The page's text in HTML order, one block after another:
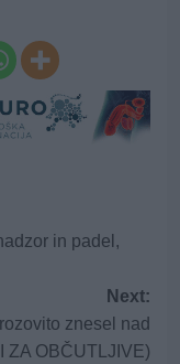
in padel,
Next:
znesel nad
ZA OBČUTLJIVE)